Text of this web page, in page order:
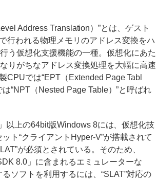
Address Translation）”とは、ゲスト
行われる物理メモリのアドレス変換をハ
う仮想化支援機能の一種。仮想化にあた
りがちなアドレス変換処理を大幅に高速
CPUでは“EPT（Extended Page Tabl
“NPT（Nested Page Table）”と呼ばれ
以上の64bit版Windows 8には、仮想化技
ット“クライアントHyper-V”が搭載されて
が必須とされている。そのため、
8.0」に含まれるエミュレーターな
るソフトを利用するには、“SLAT”対応の